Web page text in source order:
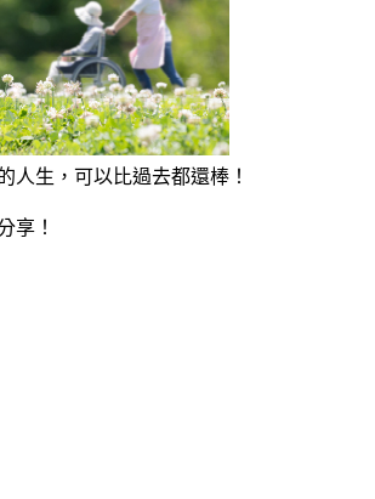
人生，可以比過去都還棒！
享！